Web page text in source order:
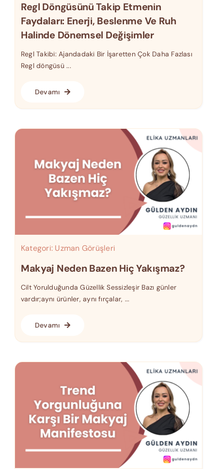
Regl Döngüsünü Takip Etmenin
Faydaları: Enerji, Beslenme Ve Ruh
Halinde Dönemsel Değişimler
Regl Takibi: Ajandadaki Bir İşaretten Çok Daha Fazlası
Regl döngüsü ...
Devamı
Kategori: Uzman Görüşleri
Makyaj Neden Bazen Hiç Yakışmaz?
Cilt Yorulduğunda Güzellik Sessizleşir Bazı günler
vardır;aynı ürünler, aynı fırçalar, ...
Devamı